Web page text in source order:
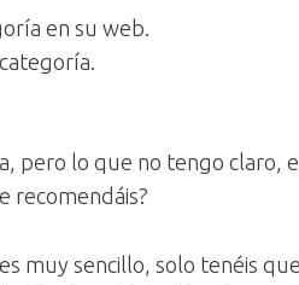
en su web.
pero lo que no tengo claro,
recomendáis?
muy sencillo, solo tenéis